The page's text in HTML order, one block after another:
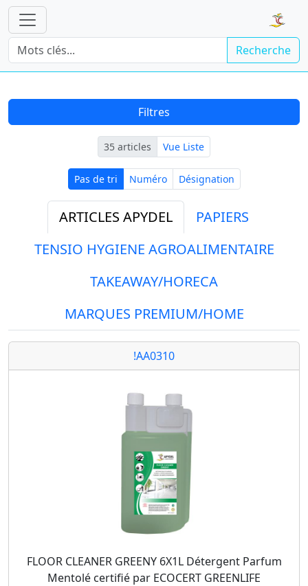
Recherche
Filtres
35 articles Vue Liste
Pas de triPas de tri
NuméroNuméro
DésignationDésignation
ARTICLES APYDEL
PAPIERS
TENSIO HYGIENE AGROALIMENTAIRE
TAKEAWAY/HORECA
MARQUES PREMIUM/HOME
!AA0310
FLOOR CLEANER GREENY 6X1L Détergent Parfum
Mentolé certifié par ECOCERT GREENLIFE